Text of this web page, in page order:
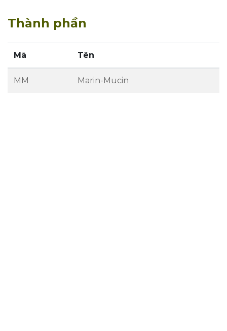
Thành phần
Mã Tên
MM Marin-Mucin